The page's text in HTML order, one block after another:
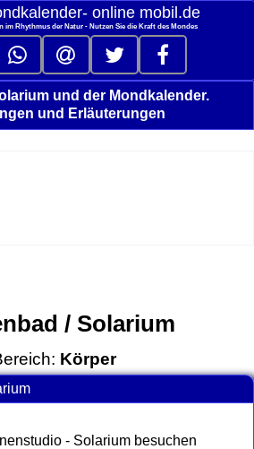
online mobil.de
im Rhythmus der Natur - Nutzen Sie die Kraft des Mondes
und der Mondkalender.
und Erläuterungen
/ Solarium
Körper
- Solarium besuchen